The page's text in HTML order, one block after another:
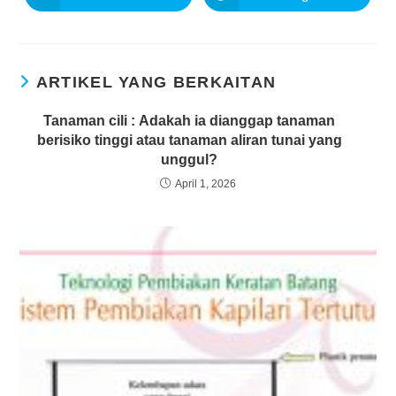
ARTIKEL YANG BERKAITAN
Tanaman cili : Adakah ia dianggap tanaman
berisiko tinggi atau tanaman aliran tunai yang
unggul?
April 1, 2026